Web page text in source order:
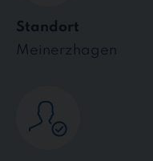
Standort
Meinerzhagen